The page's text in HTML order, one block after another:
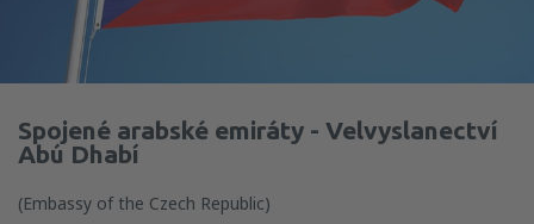
Spojené arabské emiráty - Velvyslanectví
Abú Dhabí
(Embassy of the Czech Republic)